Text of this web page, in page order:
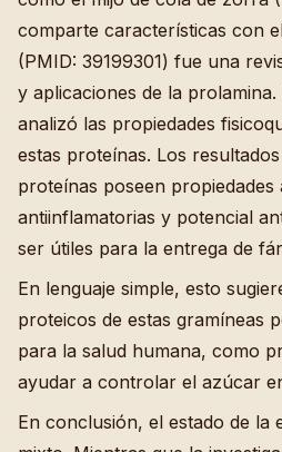
comparte características con
(PMID: 39199301) fue una
y aplicaciones de la prolamina.
analizó las propiedades
estas proteínas. Los
proteínas poseen propiedades
antiinflamatorias y potencial
ser útiles para la entrega de
En lenguaje simple, esto
proteicos de estas gramíneas
para la salud humana, como
ayudar a controlar el azúcar
En conclusión, el estado de la